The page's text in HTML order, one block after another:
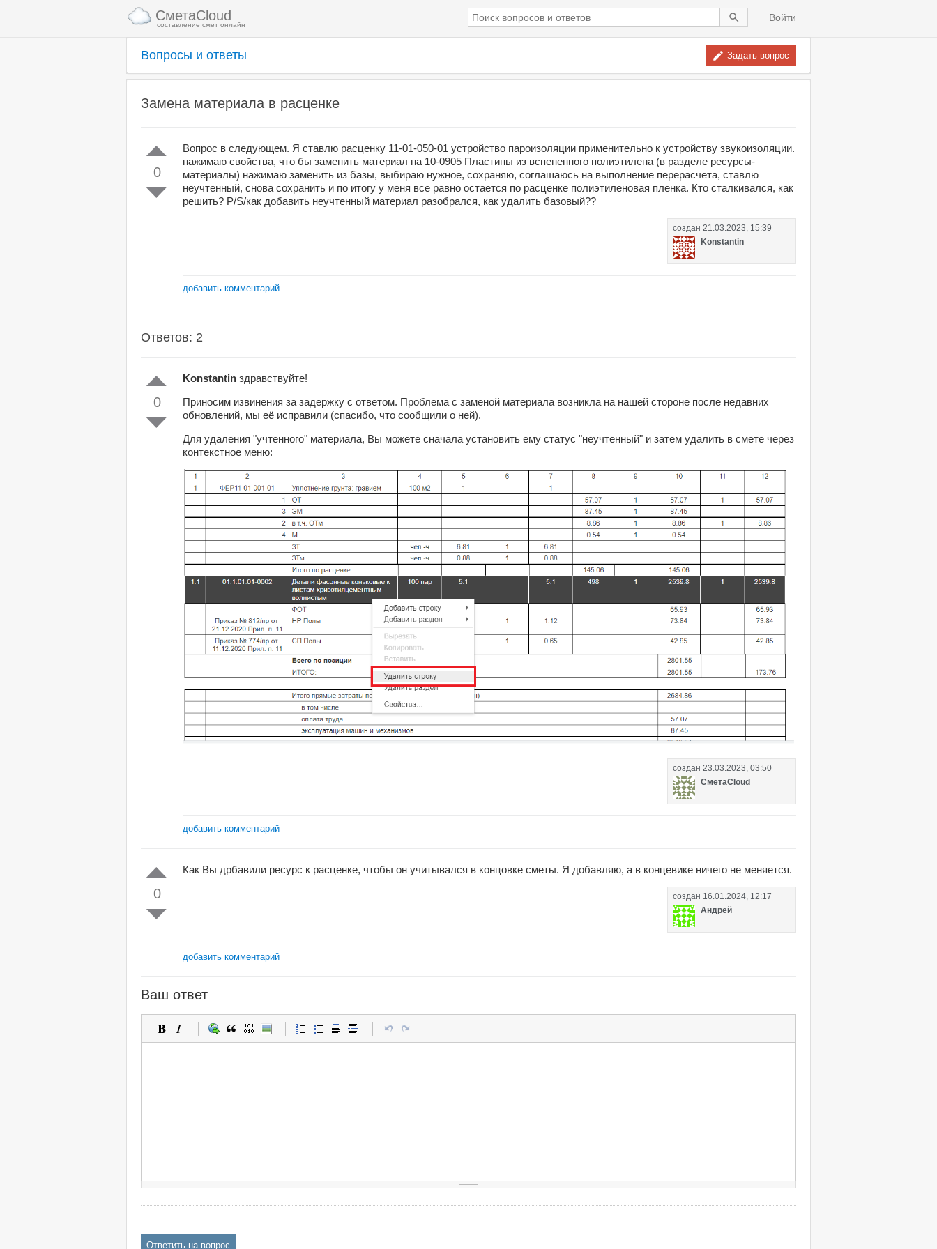
СметаCloud
составление смет онлайн
Войти
Вопросы и ответы Задать вопрос
Замена материала в расценке
0
Вопрос в следующем. Я ставлю расценку 11-01-050-01 устройство пароизоляции применительно к устройству звукоизоляции.
нажимаю свойства, что бы заменить материал на 10-0905 Пластины из вспененного полиэтилена (в разделе ресурсы-
материалы) нажимаю заменить из базы, выбираю нужное, сохраняю, соглашаюсь на выполнение перерасчета, ставлю
неучтенный, снова сохранить и по итогу у меня все равно остается по расценке полиэтиленовая пленка. Кто сталкивался, как
решить? P/S/как добавить неучтенный материал разобрался, как удалить базовый??
создан 21.03.2023, 15:39
Konstantin
добавить комментарий
Ответов: 2
0
Konstantin здравствуйте!
Приносим извинения за задержку с ответом. Проблема с заменой материала возникла на нашей стороне после недавних
обновлений, мы её исправили (спасибо, что сообщили о ней).
Для удаления "учтенного" материала, Вы можете сначала установить ему статус "неучтенный" и затем удалить в смете через
контекстное меню:
создан 23.03.2023, 03:50
СметаCloud
добавить комментарий
0
Как Вы дрбавили ресурс к расценке, чтобы он учитывался в концовке сметы. Я добавляю, а в концевике ничего не меняется.
создан 16.01.2024, 12:17
Андрей
добавить комментарий
Ваш ответ
Ответить на вопрос